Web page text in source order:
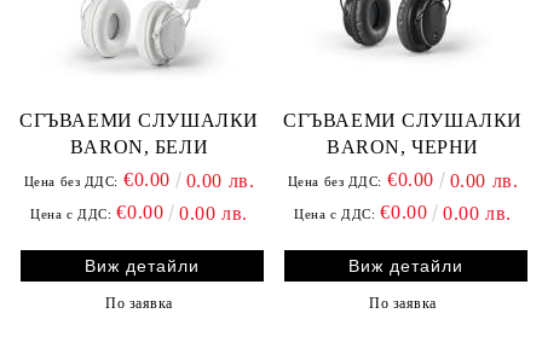
СГЪВАЕМИ СЛУШАЛКИ
BARON, БЕЛИ
Цена без ДДС: €0.00 0.00 лв.
Цена с ДДС: €0.00 0.00 лв.
Виж детайли
По заявка
СГЪВАЕМИ СЛУШАЛКИ
BARON, ЧЕРНИ
Цена без ДДС: €0.00 0.00 лв.
Цена с ДДС: €0.00 0.00 лв.
Виж детайли
По заявка